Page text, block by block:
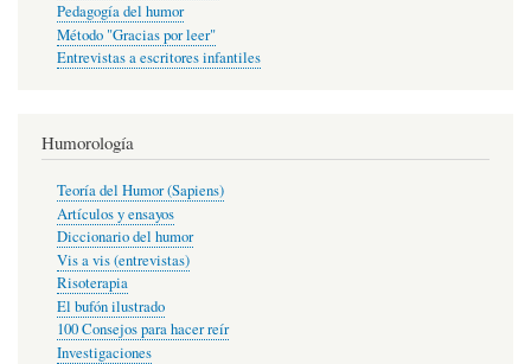
Pedagogía del humor
Método "Gracias por leer"
Entrevistas a escritores infantiles
Humorología
Teoría del Humor (Sapiens)
Artículos y ensayos
Diccionario del humor
Vis a vis (entrevistas)
Risoterapia
El bufón ilustrado
100 Consejos para hacer reír
Investigaciones